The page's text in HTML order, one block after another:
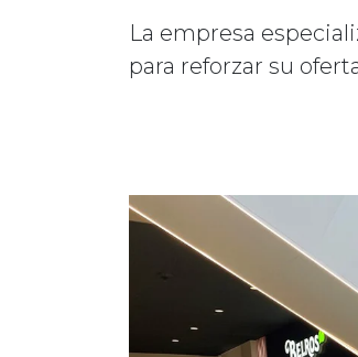
La empresa
para reforzar su